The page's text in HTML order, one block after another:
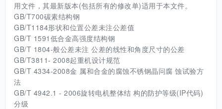
用文件，其最新版本(包括所有的修改单)适用于本文件。
GB/T700碳素结构钢
GB/T1184形状和位置公差未注公差值
GB/T 1591低合金高强度结构钢
GB/T 1804-般公差未注 公差的线性和角度尺寸的公差
GB/T3811- 2008起重机设计规范
GB/T 4334-2008金 属和合金的腐蚀不锈钢晶问腐 蚀试验方
法
GB/T 4942.1 - 2006旋转电机整体结 构的防护等级(IP代码)
分级